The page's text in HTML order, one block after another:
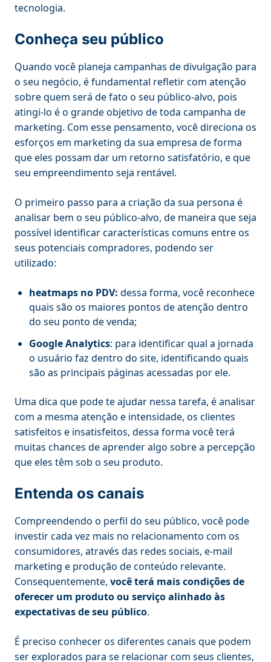
tecnologia.
Conheça seu público
Quando você planeja campanhas de divulgação para
o seu negócio, é fundamental refletir com atenção
sobre quem será de fato o seu público-alvo, pois
atingi-lo é o grande objetivo de toda campanha de
marketing. Com esse pensamento, você direciona os
esforços em marketing da sua empresa de forma
que eles possam dar um retorno satisfatório, e que
seu empreendimento seja rentável.
O primeiro passo para a criação da sua persona é
analisar bem o seu público-alvo, de maneira que seja
possível identificar características comuns entre os
seus potenciais compradores, podendo ser
utilizado:
heatmaps no PDV: dessa forma, você reconhece
quais são os maiores pontos de atenção dentro
do seu ponto de venda;
Google Analytics: para identificar qual a jornada
o usuário faz dentro do site, identificando quais
são as principais páginas acessadas por ele.
Uma dica que pode te ajudar nessa tarefa, é analisar
com a mesma atenção e intensidade, os clientes
satisfeitos e insatisfeitos, dessa forma você terá
muitas chances de aprender algo sobre a percepção
que eles têm sob o seu produto.
Entenda os canais
Compreendendo o perfil do seu público, você pode
investir cada vez mais no relacionamento com os
consumidores, através das redes sociais, e-mail
marketing e produção de conteúdo relevante.
Consequentemente, você terá mais condições de
oferecer um produto ou serviço alinhado às
expectativas de seu público.
É preciso conhecer os diferentes canais que podem
ser explorados para se relacionar com seus clientes,